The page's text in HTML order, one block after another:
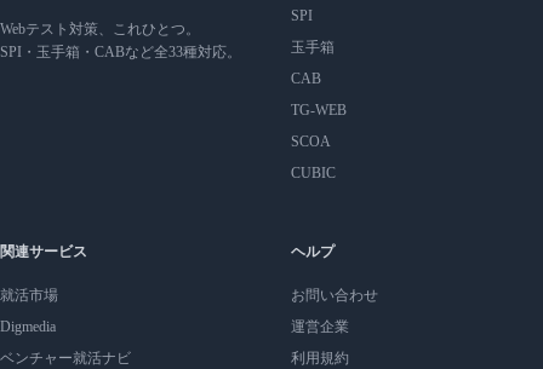
Webテスト対策、これひとつ。
SPI・玉手箱・CABなど全33種対応。
SPI
玉手箱
CAB
TG-WEB
SCOA
CUBIC
関連サービス
就活市場
Digmedia
ベンチャー就活ナビ
ヘルプ
お問い合わせ
運営企業
利用規約